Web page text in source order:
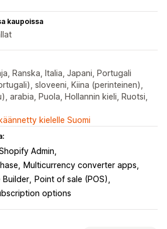
kaupoissa
Ranska, Italia, Japani, Portugali
sloveeni, Kiina (perinteinen),
arabia, Puola, Hollannin kieli, Ruotsi,
kielelle Suomi
Admin
Multicurrency converter apps
Builder
Point of sale (POS)
options